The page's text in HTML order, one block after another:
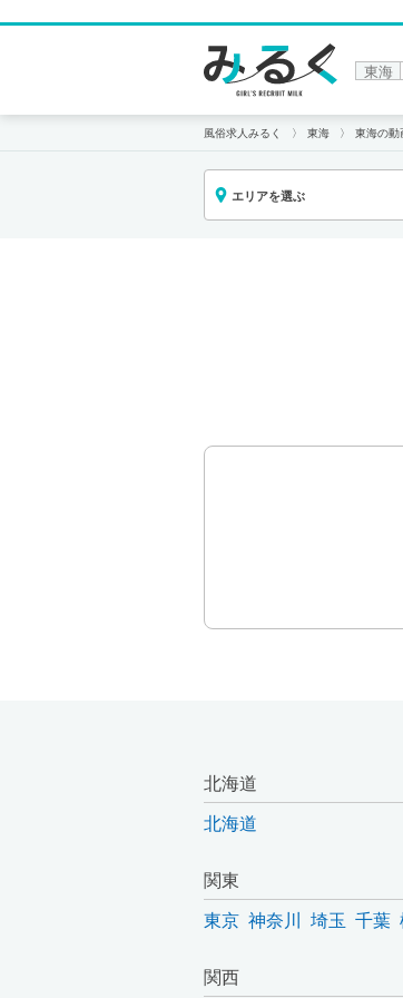
東海
風俗求人みるく 東海 東海の動
エリアを選ぶ
北海道
北海道
関東
東京 神奈川 埼玉 千葉
関西